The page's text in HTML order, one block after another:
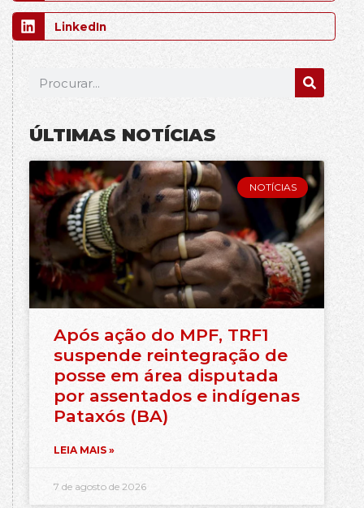
LinkedIn
ÚLTIMAS NOTÍCIAS
NOTÍCIAS
Após ação do MPF, TRF1
suspende reintegração de
posse em área disputada
por assentados e indígenas
Pataxós (BA)
LEIA MAIS »
7 de agosto de 2026